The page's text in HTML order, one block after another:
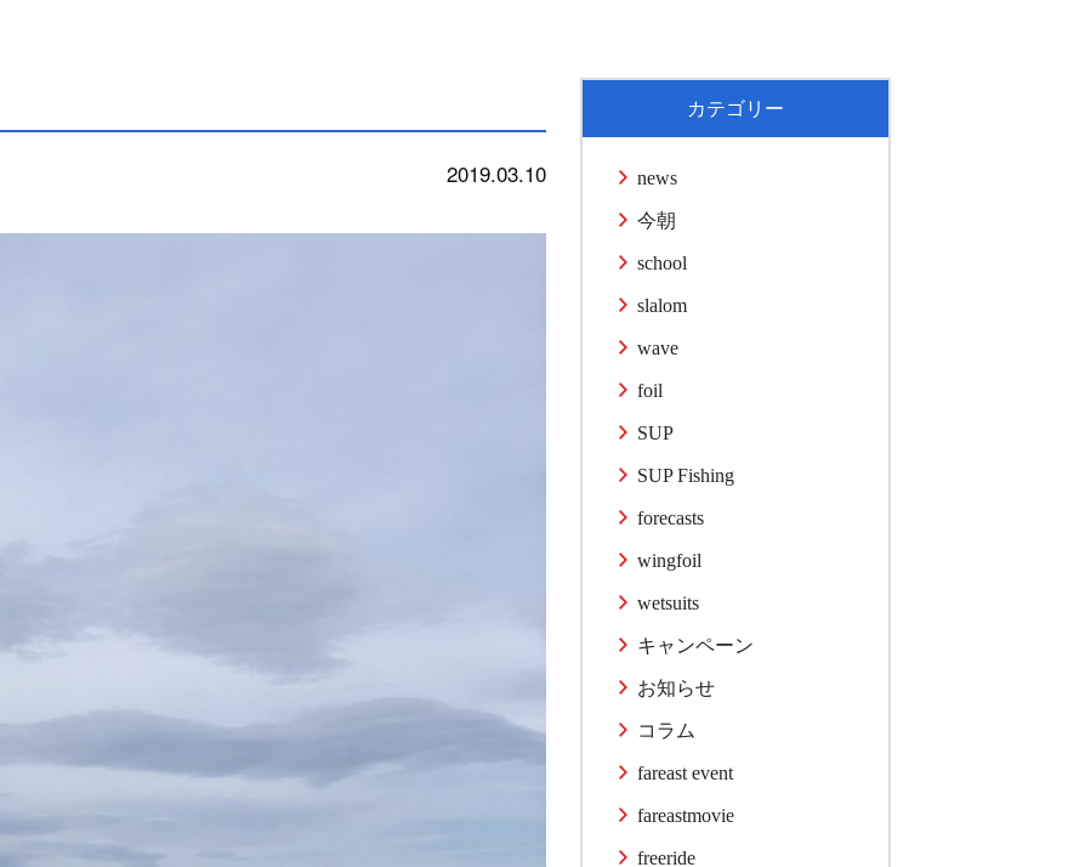
2019.03.10
カテゴリー
news
今朝
school
slalom
wave
foil
SUP
SUP Fishing
forecasts
wingfoil
wetsuits
キャンペーン
お知らせ
コラム
fareast event
fareastmovie
freeride